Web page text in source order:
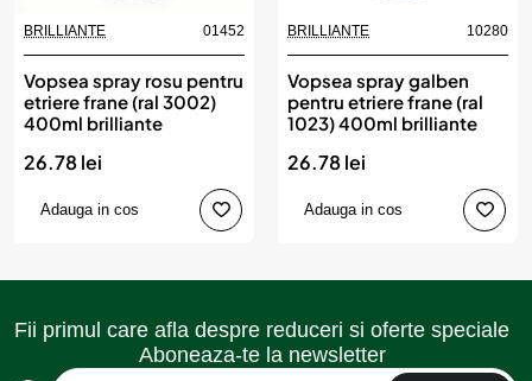
BRILLIANTE 01452
Vopsea spray rosu pentru
etriere frane (ral 3002)
400ml brilliante
26.78 lei
Adauga in cos
BRILLIANTE 10280
Vopsea spray galben
pentru etriere frane (ral
1023) 400ml brilliante
26.78 lei
Adauga in cos
Fii primul care afla despre reduceri si oferte speciale
Aboneaza-te la newsletter